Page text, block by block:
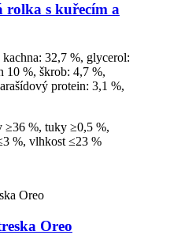
rolka s kuřecím a
32,7 %, glycerol:
10 %, škrob: 4,7 %,
protein: 3,1 %,
%, tuky ≥0,5 %,
%, vlhkost ≤23 %
Oreo